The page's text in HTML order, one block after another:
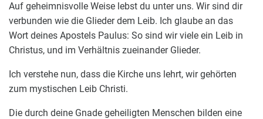
Auf geheimnisvolle Weise lebst du unter uns. Wir sind dir
verbunden wie die Glieder dem Leib. Ich glaube an das
Wort deines Apostels Paulus: So sind wir viele ein Leib in
Christus, und im Verhältnis zueinander Glieder.
Ich verstehe nun, dass die Kirche uns lehrt, wir gehörten
zum mystischen Leib Christi.
Die durch deine Gnade geheiligten Menschen bilden eine